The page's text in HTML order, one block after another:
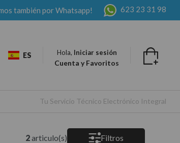
también por Whatsapp! 623 23 31 98
ES Hola, Iniciar sesión
Cuenta y Favoritos
Tu Servicio Técnico Electrónico Integral
2articulo(s) Filtros